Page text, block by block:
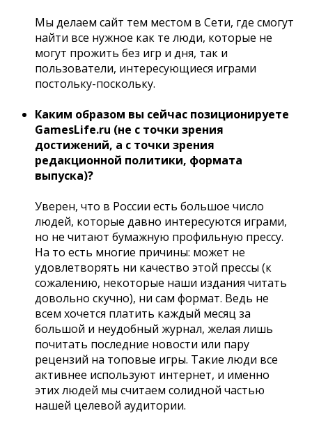
Мы делаем сайт тем местом в Сети, где смогут
найти все нужное как те люди, которые не
могут прожить без игр и дня, так и
пользователи, интересующиеся играми
постольку-поскольку.
Каким образом вы сейчас позиционируете
GamesLife.ru (не с точки зрения
достижений, а с точки зрения
редакционной политики, формата
выпуска)?
Уверен, что в России есть большое число
людей, которые давно интересуются играми,
но не читают бумажную профильную прессу.
На то есть многие причины: может не
удовлетворять ни качество этой прессы (к
сожалению, некоторые наши издания читать
довольно скучно), ни сам формат. Ведь не
всем хочется платить каждый месяц за
большой и неудобный журнал, желая лишь
почитать последние новости или пару
рецензий на топовые игры. Такие люди все
активнее используют интернет, и именно
этих людей мы считаем солидной частью
нашей целевой аудитории.